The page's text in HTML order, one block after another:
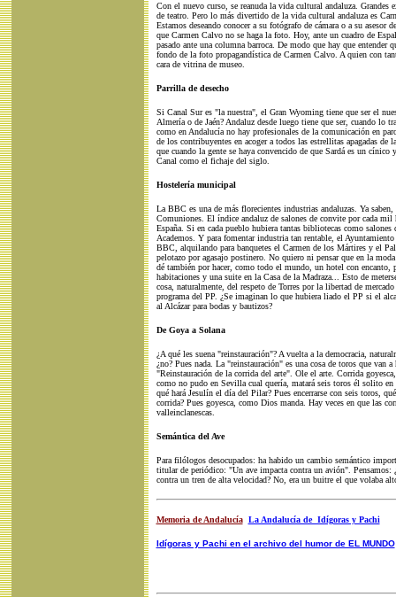
Con el nuevo curso, se reanuda la vida cultural andaluza. Grandes
de teatro. Pero lo más divertido de la vida cultural andaluza es
Estamos deseando conocer a su fotógrafo de cámara o a su
que Carmen Calvo no se haga la foto. Hoy, ante un cuadro de
pasado ante una columna barroca. De modo que hay que entender
fondo de la foto propagandística de Carmen Calvo. A quien con
cara de vitrina de museo.
Parrilla de desecho
Si Canal Sur es "la nuestra", el Gran Wyoming tiene que ser el
Almería o de Jaén? Andaluz desde luego tiene que ser, cuando lo
como en Andalucía no hay profesionales de la comunicación en
de los contribuyentes en acoger a todos las estrellitas apagadas de
que cuando la gente se haya convencido de que Sardá es un
Canal como el fichaje del siglo.
Hostelería municipal
La BBC es una de más florecientes industrias andaluzas. Ya
Comuniones. El índice andaluz de salones de convite por cada mil
España. Si en cada pueblo hubiera tantas bibliotecas como
Academos. Y para fomentar industria tan rentable, el Ayuntamiento
BBC, alquilando para banquetes el Carmen de los Mártires y el
pelotazo por agasajo postinero. No quiero ni pensar que en la
dé también por hacer, como todo el mundo, un hotel con encanto,
habitaciones y una suite en la Casa de la Madraza... Esto de
cosa, naturalmente, del respeto de Torres por la libertad de
programa del PP. ¿Se imaginan lo que hubiera liado el PP si el
al Alcázar para bodas y bautizos?
De Goya a Solana
¿A qué les suena "reinstauración"? A vuelta a la democracia,
¿no? Pues nada. La "reinstauración" es una cosa de toros que van
"Reinstauración de la corrida del arte". Ole el arte. Corrida
como no pudo en Sevilla cual quería, matará seis toros él solito en
qué hará Jesulín el día del Pilar? Pues encerrarse con seis toros,
corrida? Pues goyesca, como Dios manda. Hay veces en que las
valleinclanescas.
Semántica del Ave
Para filólogos desocupados: ha habido un cambio semántico
titular de periódico: "Un ave impacta contra un avión". Pensamos:
contra un tren de alta velocidad? No, era un buitre el que volaba
Memoria de Andalucía La Andalucía de Idígoras y Pachi
Idígoras y Pachi en el archivo del humor de EL MUNDO